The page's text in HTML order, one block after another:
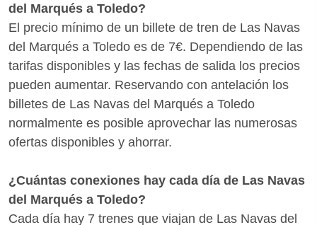
del Marqués a Toledo?
El precio mínimo de un billete de tren de Las Navas
del Marqués a Toledo es de 7€. Dependiendo de las
tarifas disponibles y las fechas de salida los precios
pueden aumentar. Reservando con antelación los
billetes de Las Navas del Marqués a Toledo
normalmente es posible aprovechar las numerosas
ofertas disponibles y ahorrar.
¿Cuántas conexiones hay cada día de Las Navas
del Marqués a Toledo?
Cada día hay 7 trenes que viajan de Las Navas del